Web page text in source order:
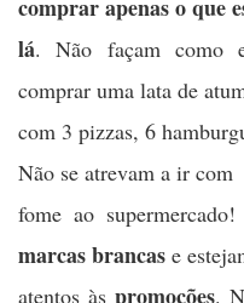
comprar apenas o que
lá. Não façam como
comprar uma lata de
com 3 pizzas, 6
Não se atrevam a ir com
fome ao
marcas brancas e
atentos às promoções.